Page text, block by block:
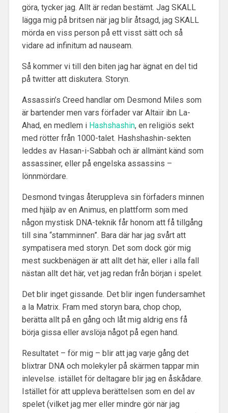
göra, tycker jag. Allt är redan bestämt. Jag SKALL
lägga mig på britsen när jag blir åtsagd, jag SKALL
mörda en viss person på ett visst sätt och så
vidare ad infinitum ad nauseam.
Så kommer vi till den biten jag har ägnat en del tid
på twitter att diskutera. Storyn.
Assassin’s Creed handlar om Desmond Miles som
är bartender men vars förfader var Altaïr ibn La-
Ahad, en medlem i Hashshashin, en religiös sekt
med rötter från 1000-talet. Hashshashin-sekten
leddes av Hasan-i-Sabbah och är allmänt känd som
assassiner, eller på engelska assassins –
lönnmördare.
Desmond tvingas återuppleva sin förfaders minnen
med hjälp av en Animus, en plattform som med
någon mystisk DNA-teknik får honom att få tillgång
till sina “stamminnen”. Bara där har jag svårt att
sympatisera med storyn. Det som dock gör mig
mest suckbenägen är att allt det här, eller i alla fall
nästan allt det här, vet jag redan från början i spelet.
Det blir inget gissande. Det blir ingen fundersamhet
a la Matrix. Fram med storyn bara, chop chop,
berätta allt på en gång och låt mig aldrig ens få
börja gissa eller avslöja något på egen hand.
Resultatet – för mig – blir att jag varje gång det
blixtrar DNA och molekyler på skärmen tappar min
inlevelse. istället för deltagare blir jag en åskådare.
Istället för att uppleva berättelsen som en del av
spelet (vilket jag mer eller mindre gör när jag